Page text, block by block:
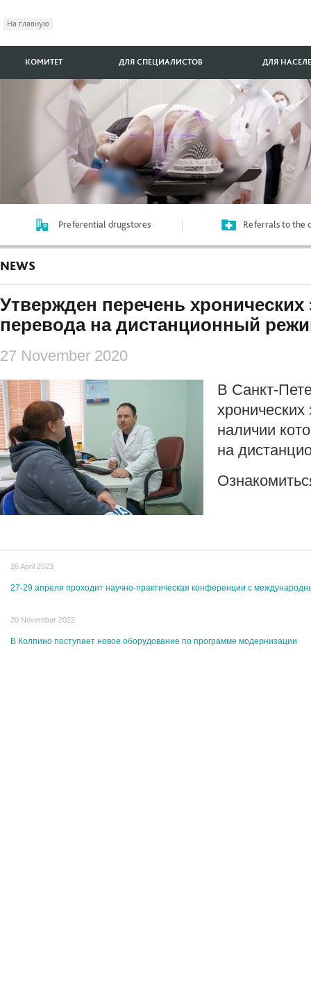
На главную
КОМИТЕТ ДЛЯ СПЕЦИАЛИСТОВ ДЛЯ
Preferential drugstores Referrals to the
NEWS
Утвержден перечень
перевода на дистанционный
27 November 2020
В Санкт-
наличии
на
26 April 2023
27-29 апреля проходит научно-практическая конференции с
20 November 2022
В Колпино поступает новое оборудование по программе модернизации